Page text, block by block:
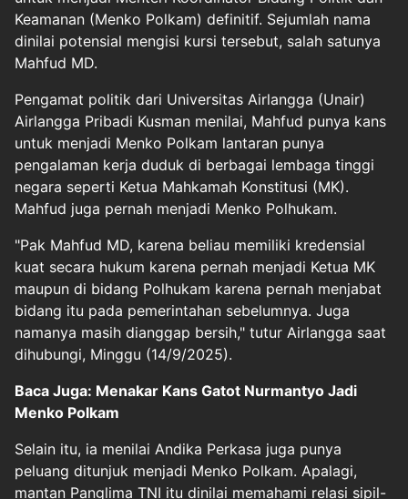
Keamanan (Menko Polkam) definitif. Sejumlah nama
dinilai potensial mengisi kursi tersebut, salah satunya
Mahfud MD.
Pengamat politik dari Universitas Airlangga (Unair)
Airlangga Pribadi Kusman menilai, Mahfud punya kans
untuk menjadi Menko Polkam lantaran punya
pengalaman kerja duduk di berbagai lembaga tinggi
negara seperti Ketua Mahkamah Konstitusi (MK).
Mahfud juga pernah menjadi Menko Polhukam.
"Pak Mahfud MD, karena beliau memiliki kredensial
kuat secara hukum karena pernah menjadi Ketua MK
maupun di bidang Polhukam karena pernah menjabat
bidang itu pada pemerintahan sebelumnya. Juga
namanya masih dianggap bersih," tutur Airlangga saat
dihubungi, Minggu (14/9/2025).
Baca Juga: Menakar Kans Gatot Nurmantyo Jadi
Menko Polkam
Selain itu, ia menilai Andika Perkasa juga punya
peluang ditunjuk menjadi Menko Polkam. Apalagi,
mantan Panglima TNI itu dinilai memahami relasi sipil-